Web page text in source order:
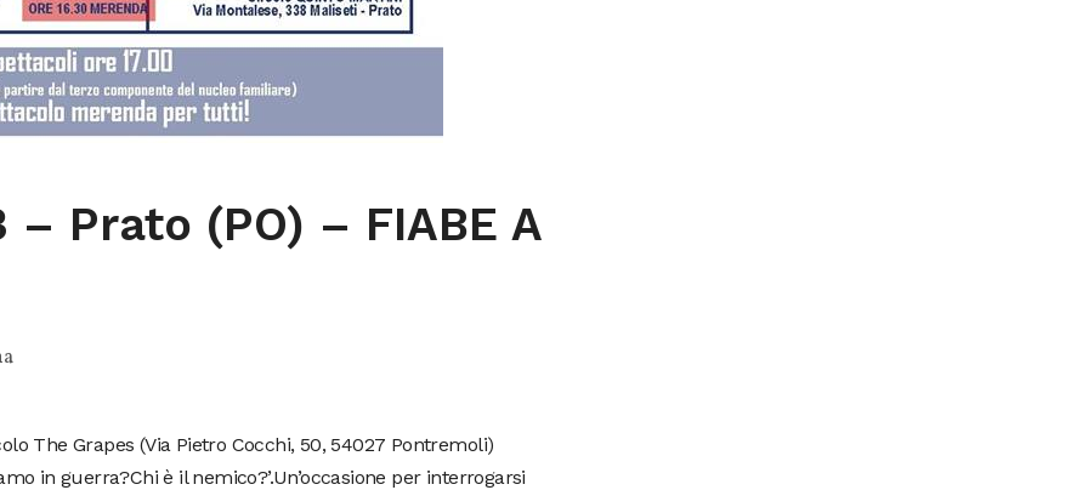
– Prato (PO) – FIABE A
The Grapes (Via Pietro Cocchi, 50, 54027 Pontremoli)
in guerra?Chi è il nemico?’.Un’occasione per interrogarsi